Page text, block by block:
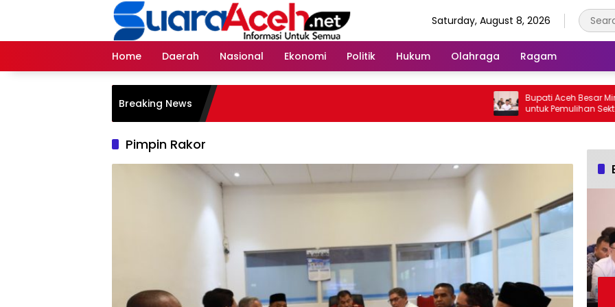
Saturday, August 8, 2026
Home Daerah Nasional Ekonomi Politik Hukum Olahraga Ragam
Breaking News
Bupati Aceh Besar Minta
untuk Pemulihan Sektor Pertanian
Pascabencana
Pimpin Rakor